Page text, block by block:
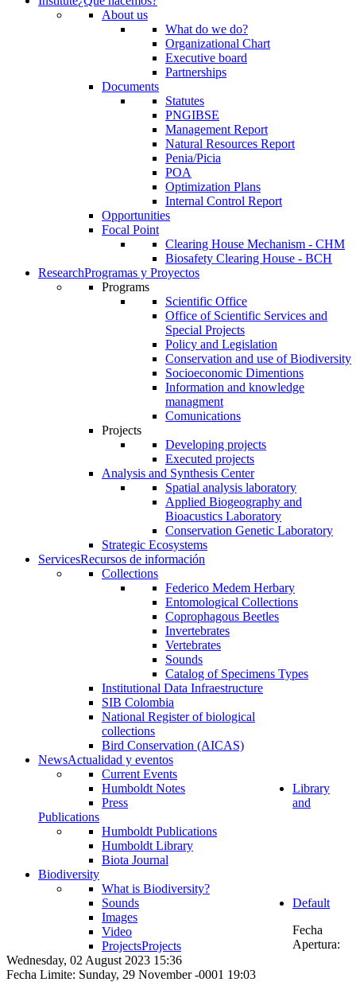
About us
What do we do?
Organizational Chart
Executive board
Partnerships
Documents
Statutes
PNGIBSE
Management Report
Natural Resources Report
Penia/Picia
POA
Optimization Plans
Internal Control Report
Opportunities
Focal Point
Clearing House Mechanism - CHM
Biosafety Clearing House - BCH
ResearchProgramas y Proyectos
Programs
Scientific Office
Office of Scientific Services and
Special Projects
Policy and Legislation
Conservation and use of Biodiversity
Socioeconomic Dimentions
Information and knowledge
managment
Comunications
Projects
Developing projects
Executed projects
Analysis and Synthesis Center
Spatial analysis laboratory
Applied Biogeography and
Bioacustics Laboratory
Conservation Genetic Laboratory
Strategic Ecosystems
ServicesRecursos de información
Collections
Federico Medem Herbary
Entomological Collections
Coprophagous Beetles
Invertebrates
Vertebrates
Sounds
Catalog of Specimens Types
Institutional Data Infraestructure
SIB Colombia
National Register of biological
collections
Bird Conservation (AICAS)
NewsActualidad y eventos
Current Events
Humboldt Notes
Press
Library
and
Publications
Humboldt Publications
Humboldt Library
Biota Journal
Biodiversity
What is Biodiversity?
Sounds
Images
Video
ProjectsProjects
Default
Fecha
Apertura:
Wednesday, 02 August 2023 15:36
Fecha Limite: Sunday, 29 November -0001 19:03